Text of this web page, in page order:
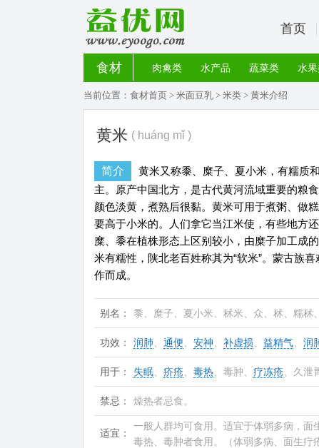
首页
食材 肉禽类 水产品 蔬菜类 水
当前位置： 食材首页 > 米面豆乳 > 米类 > 黄米介绍
黄米 ( huáng mǐ )
简介
黄米又称黍、糜子、夏小米，有糯质
主。原产中国北方，是古代黄河流域重要的粮
颜色淡黄，煮熟后很黏。黄米可用于煮粥、做
要高于小米的。人们拿它当江米使，有些地方还
糜、黍在植株形态上区别较小，由糜子加工成
米有糯性，陕北老百姓称其为“软米”。蒙古族
作而成。
别名： 黍、糜子、夏小米、秫米、众、秫、糯秫
功效： 润肺 通便 安神 补虚损 益精气 润
用于： 失眠 疥疮 毒热 、毒肿、 疗冻疮 、久泄
禁忌： 燥热者忌食。
适宜：
一般人群均可食用。适宜于体弱多病，面
毒热、毒肿者食用。（体弱多病、面生疔